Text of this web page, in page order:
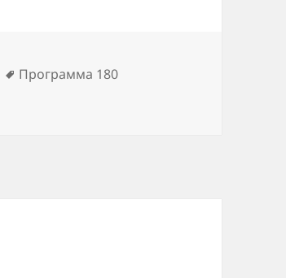
Метки
Программа 180